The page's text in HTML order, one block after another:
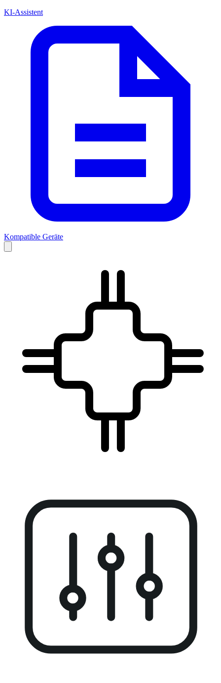
KI-Assistent
Kompatible Geräte